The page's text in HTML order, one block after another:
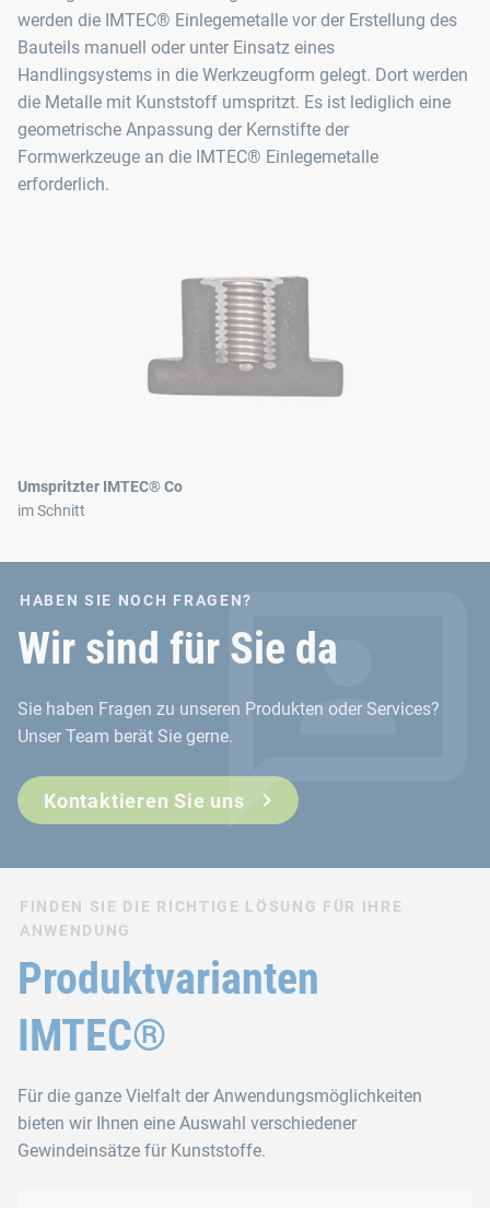
werden die IMTEC® Einlegemetalle vor der Erstellung des
Bauteils manuell oder unter Einsatz eines
Handlingsystems in die Werkzeugform gelegt. Dort werden
die Metalle mit Kunststoff umspritzt. Es ist lediglich eine
geometrische Anpassung der Kernstifte der
Formwerkzeuge an die IMTEC® Einlegemetalle
erforderlich.
Umspritzter IMTEC® Co
im Schnitt
HABEN SIE NOCH FRAGEN?
Wir sind für Sie da
Sie haben Fragen zu unseren Produkten oder Services?
Unser Team berät Sie gerne.
Kontaktieren Sie uns
FINDEN SIE DIE RICHTIGE LÖSUNG FÜR IHRE
ANWENDUNG
Produktvarianten
IMTEC®
Für die ganze Vielfalt der Anwendungsmöglichkeiten
bieten wir Ihnen eine Auswahl verschiedener
Gewindeinsätze für Kunststoffe.